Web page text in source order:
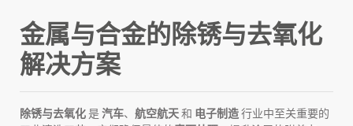
金属与合金的除锈与去氧化
解决方案
除锈与去氧化是汽车、 航空航天和 电子制造行业中至关重要的